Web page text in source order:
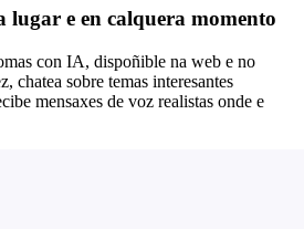
lugar e en calquera momento
con IA, dispoñible na web e no
chatea sobre temas interesantes
mensaxes de voz realistas onde e